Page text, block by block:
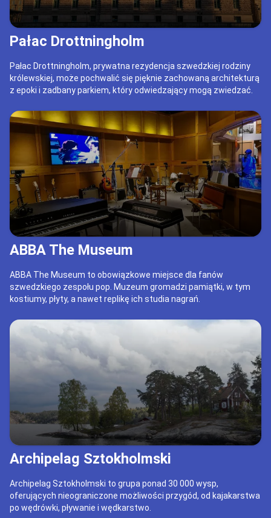
Pałac Drottningholm
Pałac Drottningholm, prywatna rezydencja szwedzkiej rodziny
królewskiej, może pochwalić się pięknie zachowaną architekturą
z epoki i zadbany parkiem, który odwiedzający mogą zwiedzać.
ABBA The Museum
ABBA The Museum to obowiązkowe miejsce dla fanów
szwedzkiego zespołu pop. Muzeum gromadzi pamiątki, w tym
kostiumy, płyty, a nawet replikę ich studia nagrań.
Archipelag Sztokholmski
Archipelag Sztokholmski to grupa ponad 30 000 wysp,
oferujących nieograniczone możliwości przygód, od kajakarstwa
po wędrówki, pływanie i wędkarstwo.